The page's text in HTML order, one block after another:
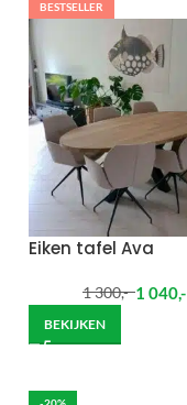
BESTSELLER
Eiken tafel Ava
1 300,- 1 040,-
BEKIJKEN